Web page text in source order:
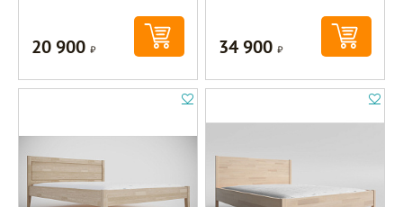
20 900Р 34 900Р